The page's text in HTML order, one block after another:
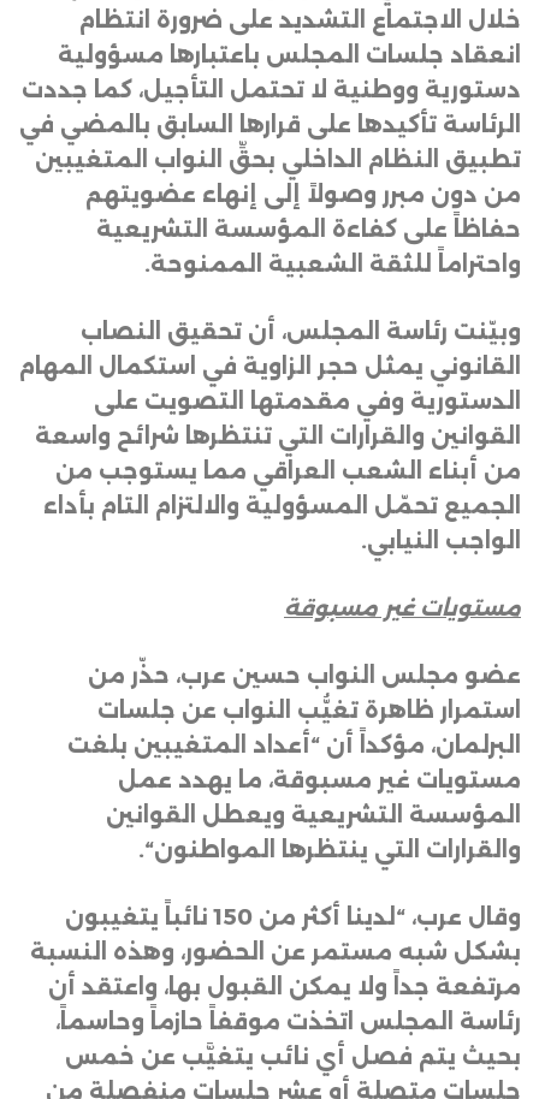
خلال الاجتماع التشديد على ضرورة انتظام
انعقاد جلسات المجلس باعتبارها مسؤولية
دستورية ووطنية لا تحتمل التأجيل، كما جددت
الرئاسة تأكيدها على قرارها السابق بالمضي في
تطبيق النظام الداخلي بحقِّ النواب المتغيبين
من دون مبرر وصولاً إلى إنهاء عضويتهم
حفاظاً على كفاءة المؤسسة التشريعية
واحتراماً للثقة الشعبية الممنوحة.
وبيّنت رئاسة المجلس، أن تحقيق النصاب
القانوني يمثل حجر الزاوية في استكمال المهام
الدستورية وفي مقدمتها التصويت على
القوانين والقرارات التي تنتظرها شرائح واسعة
من أبناء الشعب العراقي مما يستوجب من
الجميع تحمّل المسؤولية والالتزام التام بأداء
الواجب النيابي.
مستويات غير مسبوقة
عضو مجلس النواب حسين عرب، حذّر من
استمرار ظاهرة تغيُّب النواب عن جلسات
البرلمان، مؤكداً أن “أعداد المتغيبين بلغت
مستويات غير مسبوقة، ما يهدد عمل
المؤسسة التشريعية ويعطل القوانين
والقرارات التي ينتظرها المواطنون“.
وقال عرب، “لدينا أكثر من 150 نائباً يتغيبون
بشكل شبه مستمر عن الحضور، وهذه النسبة
مرتفعة جداً ولا يمكن القبول بها، واعتقد أن
رئاسة المجلس اتخذت موقفاً حازماً وحاسماً،
بحيث يتم فصل أي نائب يتغيَّب عن خمس
جلسات متصلة أو عشر جلسات منفصلة من